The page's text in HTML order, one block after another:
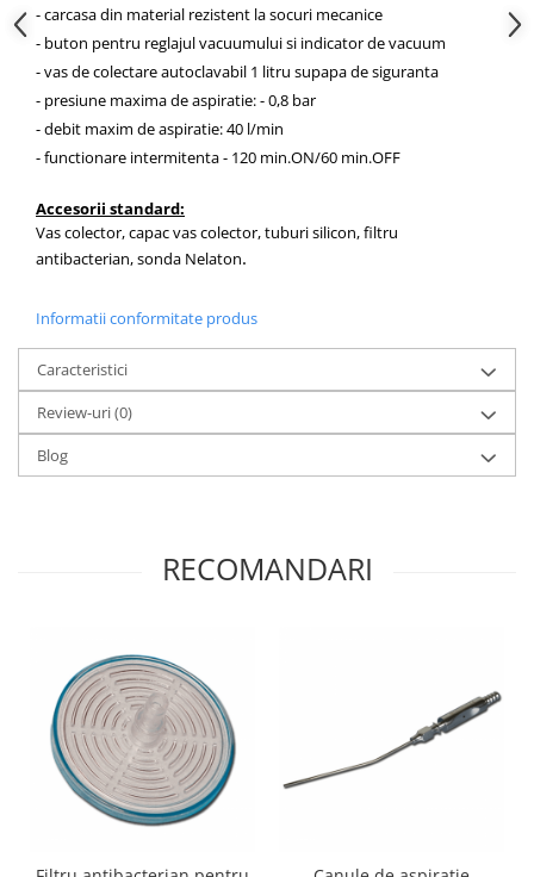
OCT - Tomografe in coerenta
optica
Oftalmoscoape
Optotipuri, teste de vedere si
proiectoare de teste
Otoscoape
Perimetre
Pulsoximetre
Spirometre
Tensiometre si stetoscoape
Termometre
Teste Cromatice
Tonometre
- carcasa din material rezistent la socuri mecanice
- buton pentru reglajul vacuumului si indicator de vacuum
- vas de colectare autoclavabil 1 litru supapa de siguranta
- presiune maxima de aspiratie: - 0,8 bar
- debit maxim de aspiratie: 40 l/min
- functionare intermitenta - 120 min.ON/60 min.OFF
Accesorii standard:
Vas colector, capac vas colector, tuburi silicon, filtru
antibacterian, sonda Nelaton.
Informatii conformitate produs
Caracteristici
Review-uri(0)
Blog
RECOMANDARI